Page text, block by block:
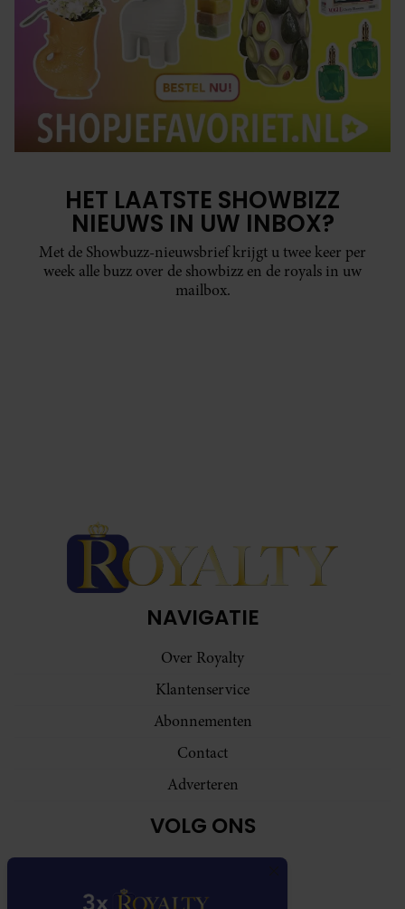
HET LAATSTE SHOWBIZZ
NIEUWS IN UW INBOX?
Met de Showbuzz-nieuwsbrief krijgt u twee keer per
week alle buzz over de showbizz en de royals in uw
mailbox.
NAVIGATIE
Over Royalty
Klantenservice
Abonnementen
Contact
Adverteren
VOLG ONS